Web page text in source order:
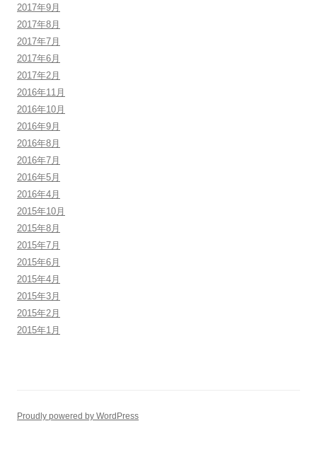
2017年9月
2017年8月
2017年7月
2017年6月
2017年2月
2016年11月
2016年10月
2016年9月
2016年8月
2016年7月
2016年5月
2016年4月
2015年10月
2015年8月
2015年7月
2015年6月
2015年4月
2015年3月
2015年2月
2015年1月
Proudly powered by WordPress